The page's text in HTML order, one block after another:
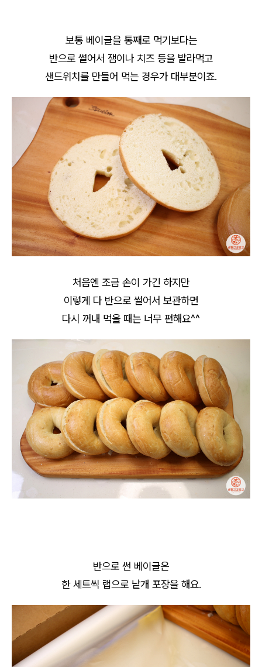
보통 베이글을 통째로 먹기보다는
반으로 썰어서 잼이나 치즈 등을 발라먹고
샌드위치를 만들어 먹는 경우가 대부분이죠.
처음엔 조금 손이 가긴 하지만
이렇게 다 반으로 썰어서 보관하면
다시 꺼내 먹을 때는 너무 편해요^^
반으로 썬 베이글은
한 세트씩 랩으로 낱개 포장을 해요.